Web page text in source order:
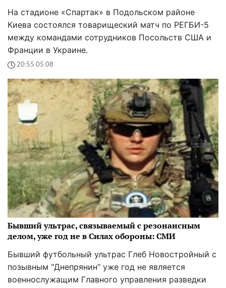
На стадионе «Спартак» в Подольском районе
Киева состоялся товарищеский матч по РЕГБИ-5
между командами сотрудников Посольств США и
Франции в Украине.
20:55 05.08
Бывший ультрас, связываемый с резонансным
делом, уже год не в Силах обороны: СМИ
Бывший футбольный ультрас Глеб Новостройный с
позывным "Днепрянин" уже год не является
военнослужащим Главного управления разведки